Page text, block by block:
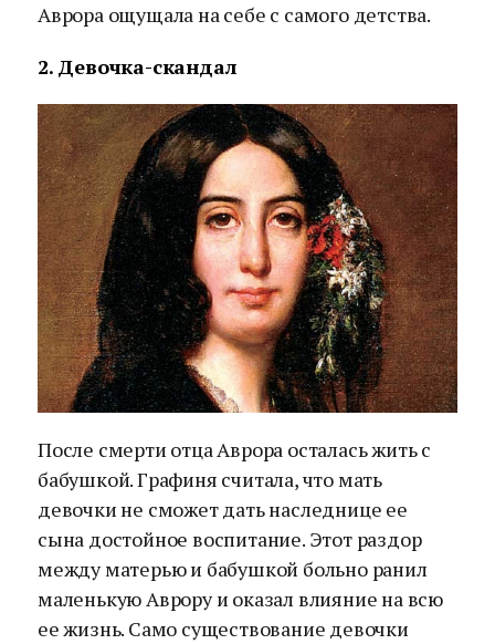
Аврора ощущала на себе с самого детства.
2. Девочка-скандал
После смерти отца Аврора осталась жить с
бабушкой. Графиня считала, что мать
девочки не сможет дать наследнице ее
сына достойное воспитание. Этот раздор
между матерью и бабушкой больно ранил
маленькую Аврору и оказал влияние на всю
ее жизнь. Само существование девочки